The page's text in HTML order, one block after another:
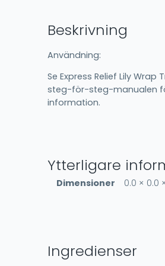
Beskrivning
Användning:
Se Express Relief Lily Wrap
steg-för-steg-manualen
information.
Ytterligare
Dimensioner 0.0 × 0.0
Ingredienser